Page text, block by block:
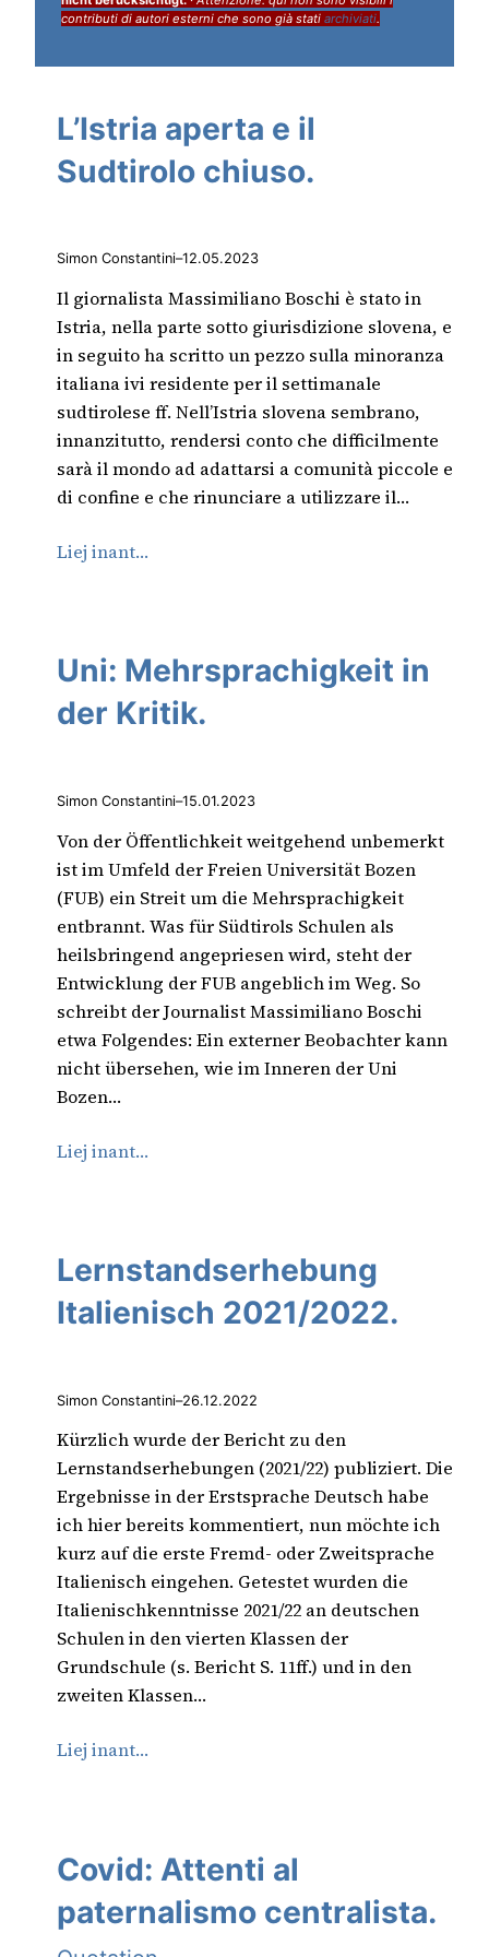
contributi di autori esterni che sono già stati archiviati.
L’Istria aperta e il
Sudtirolo chiuso.
Simon Constantini–12.05.2023
Il giornalista Massimiliano Boschi è stato in
Istria, nella parte sotto giurisdizione slovena, e
in seguito ha scritto un pezzo sulla minoranza
italiana ivi residente per il settimanale
sudtirolese ff. Nell’Istria slovena sembrano,
innanzitutto, rendersi conto che difficilmente
sarà il mondo ad adattarsi a comunità piccole e
di confine e che rinunciare a utilizzare il…
Liej inant…
Uni: Mehrsprachigkeit in
der Kritik.
Simon Constantini–15.01.2023
Von der Öffentlichkeit weitgehend unbemerkt
ist im Umfeld der Freien Universität Bozen
(FUB) ein Streit um die Mehrsprachigkeit
entbrannt. Was für Südtirols Schulen als
heilsbringend angepriesen wird, steht der
Entwicklung der FUB angeblich im Weg. So
schreibt der Journalist Massimiliano Boschi
etwa Folgendes: Ein externer Beobachter kann
nicht übersehen, wie im Inneren der Uni
Bozen…
Liej inant…
Lernstandserhebung
Italienisch 2021/2022.
Simon Constantini–26.12.2022
Kürzlich wurde der Bericht zu den
Lernstandserhebungen (2021/22) publiziert. Die
Ergebnisse in der Erstsprache Deutsch habe
ich hier bereits kommentiert, nun möchte ich
kurz auf die erste Fremd- oder Zweitsprache
Italienisch eingehen. Getestet wurden die
Italienischkenntnisse 2021/22 an deutschen
Schulen in den vierten Klassen der
Grundschule (s. Bericht S. 11ff.) und in den
zweiten Klassen…
Liej inant…
Covid: Attenti al
paternalismo centralista.